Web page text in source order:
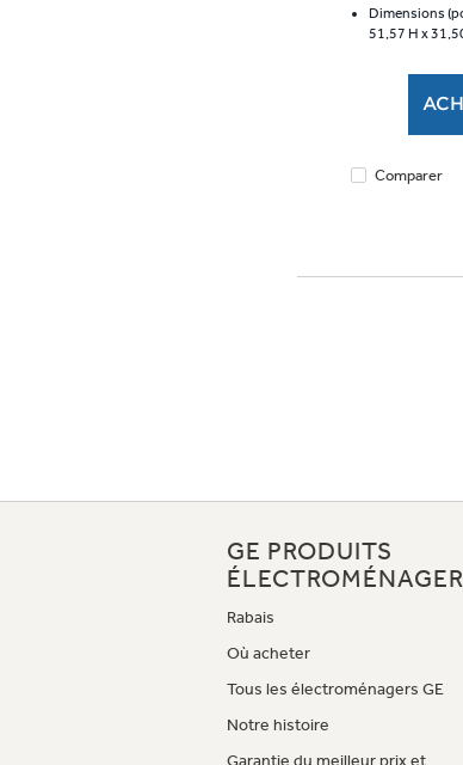
5.
446
Dimensions
51,57 H x
Comparer
GE PRODUITS
Rabais
Où acheter
Tous les électroménagers GE
Notre histoire
Garantie du meilleur prix et